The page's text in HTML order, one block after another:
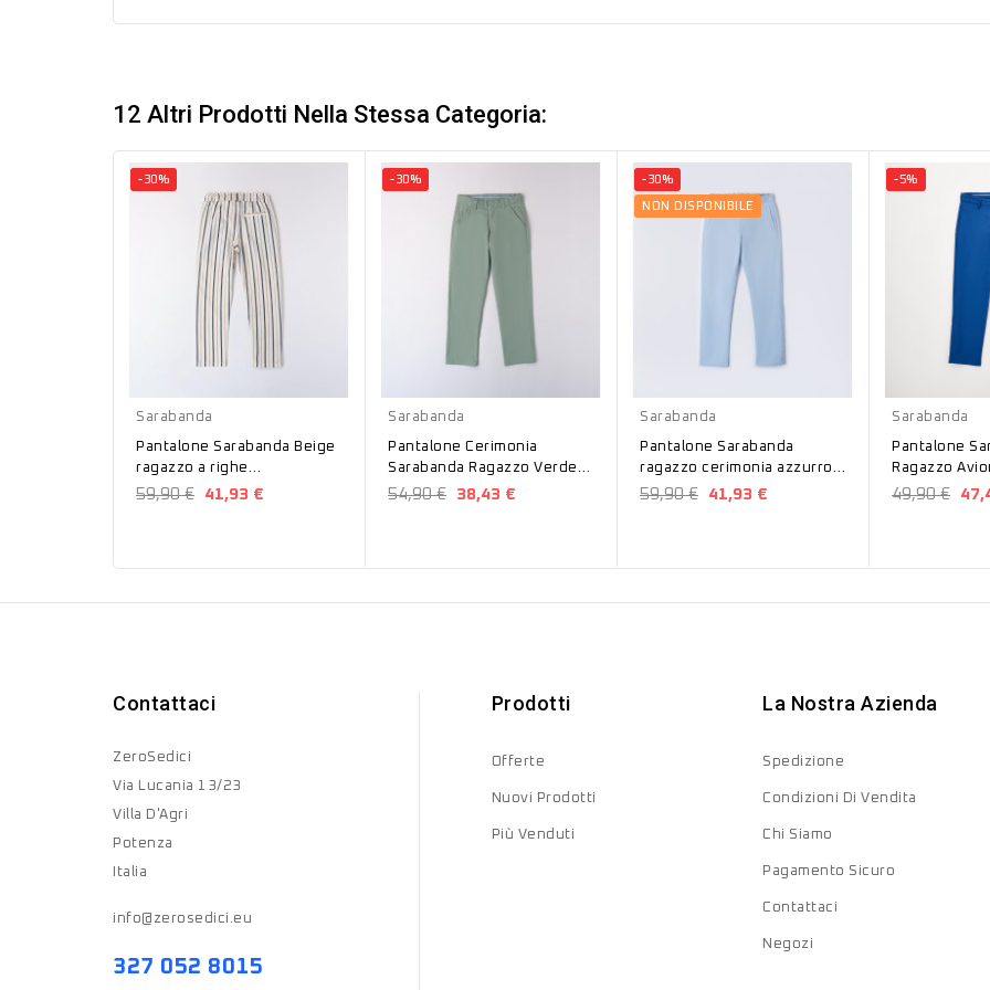
12 Altri Prodotti Nella Stessa Categoria:
-30%
Sarabanda
Pantalone Sarabanda Beige
ragazzo a righe
2520869100
59,90 € 41,93 €
-30%
Sarabanda
Pantalone Cerimonia
Sarabanda Ragazzo Verde
B660
54,90 € 38,43 €
-30%
NON DISPONIBILE
Sarabanda
Pantalone Sarabanda
ragazzo cerimonia azzurro
8610
59,90 € 41,93 €
-5%
Sarabanda
Pantalone
49,90 €
Contattaci
ZeroSedici
Via Lucania 13/23
Villa D'Agri
Potenza
Italia
info@zerosedici.eu
327 052 8015
Prodotti
Offerte
Nuovi Prodotti
Più Venduti
La Nostra Azienda
Spedizione
Condizioni Di Vendita
Chi Siamo
Pagamento Sicuro
Contattaci
Negozi